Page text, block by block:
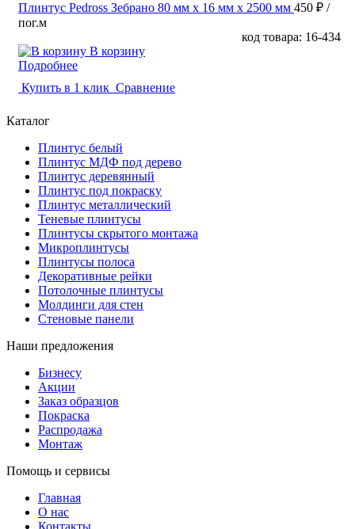
Плинтус Pedross Зебрано 80 мм х 16 мм х 2500 мм 450 ₽ /
пог.м
код товара: 16-434
В корзину
Подробнее
Купить в 1 клик Сравнение
Каталог
Плинтус белый
Плинтус МДФ под дерево
Плинтус деревянный
Плинтус под покраску
Плинтус металлический
Теневые плинтусы
Плинтусы скрытого монтажа
Микроплинтусы
Плинтусы полоса
Декоративные рейки
Потолочные плинтусы
Молдинги для стен
Стеновые панели
Наши предложения
Бизнесу
Акции
Заказ образцов
Покраска
Распродажа
Монтаж
Помощь и сервисы
Главная
О нас